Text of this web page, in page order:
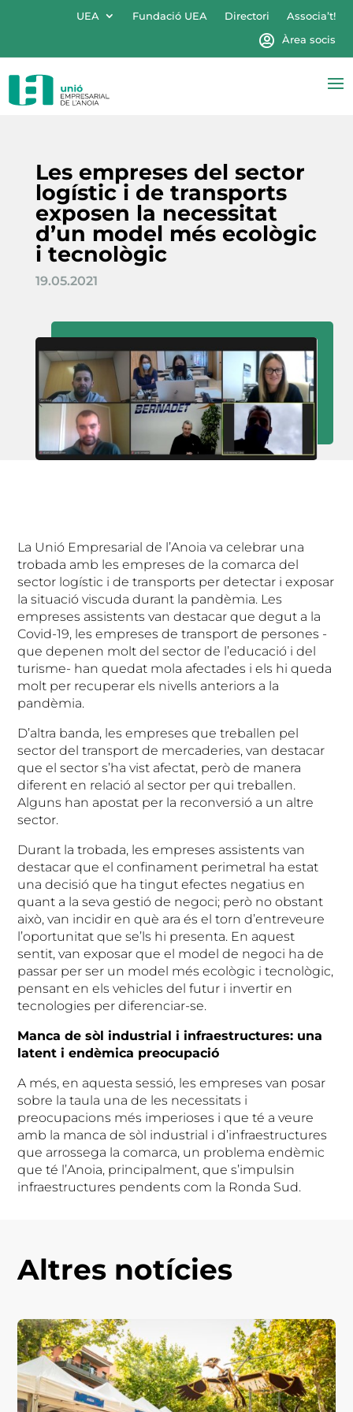
UEA Fundació UEA Directori
Associa’t!
Àrea socis
Les empreses del sector
logístic i de transports
exposen la necessitat
d’un model més ecològic
i tecnològic
19.05.2021
La Unió Empresarial de l’Anoia va celebrar una
trobada amb les empreses de la comarca del
sector logístic i de transports per detectar i exposar
la situació viscuda durant la pandèmia. Les
empreses assistents van destacar que degut a la
Covid-19, les empreses de transport de persones -
que depenen molt del sector de l’educació i del
turisme- han quedat mola afectades i els hi queda
molt per recuperar els nivells anteriors a la
pandèmia.
D’altra banda, les empreses que treballen pel
sector del transport de mercaderies, van destacar
que el sector s’ha vist afectat, però de manera
diferent en relació al sector per qui treballen.
Alguns han apostat per la reconversió a un altre
sector.
Durant la trobada, les empreses assistents van
destacar que el confinament perimetral ha estat
una decisió que ha tingut efectes negatius en
quant a la seva gestió de negoci; però no obstant
això, van incidir en què ara és el torn d’entreveure
l’oportunitat que se’ls hi presenta. En aquest
sentit, van exposar que el model de negoci ha de
passar per ser un model més ecològic i tecnològic,
pensant en els vehicles del futur i invertir en
tecnologies per diferenciar-se.
Manca de sòl industrial i infraestructures: una
latent i endèmica preocupació
A més, en aquesta sessió, les empreses van posar
sobre la taula una de les necessitats i
preocupacions més imperioses i que té a veure
amb la manca de sòl industrial i d’infraestructures
que arrossega la comarca, un problema endèmic
que té l’Anoia, principalment, que s’impulsin
infraestructures pendents com la Ronda Sud.
Altres notícies